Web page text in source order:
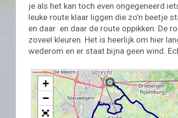
je als het kan toch even ongegeneerd
leuke route klaar liggen die zo’n beetje
en daar en daar de route oppikken. De
zoveel kleuren. Het is heerlijk om hier
wederom en er staat bijna geen wind.
+
−